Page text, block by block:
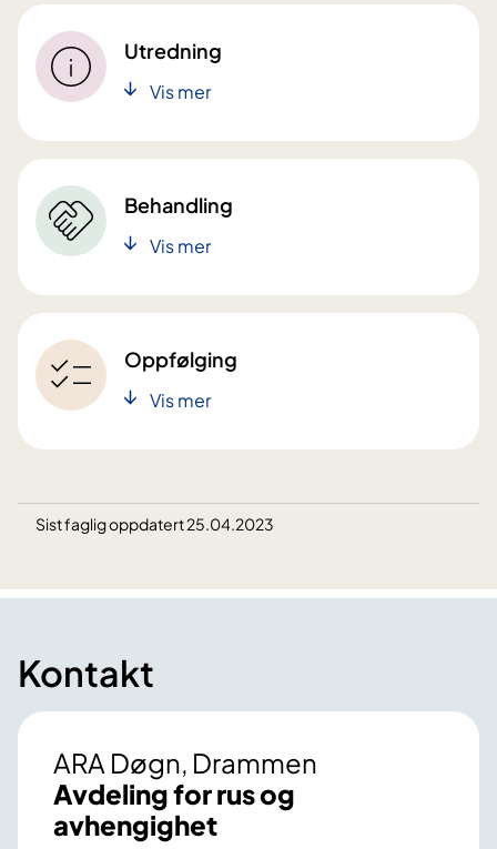
Utredning
Vis mer
Behandling
Vis mer
Oppfølging
Vis mer
Sist faglig oppdatert 25.04.2023
Kontakt
ARA Døgn, Drammen
Avdeling for rus og
avhengighet